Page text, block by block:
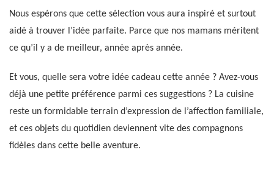
Nous espérons que cette sélection vous aura inspiré et surtout
aidé à trouver l’idée parfaite. Parce que nos mamans méritent
ce qu’il y a de meilleur, année après année.
Et vous, quelle sera votre idée cadeau cette année ? Avez-vous
déjà une petite préférence parmi ces suggestions ? La cuisine
reste un formidable terrain d’expression de l’affection familiale,
et ces objets du quotidien deviennent vite des compagnons
fidèles dans cette belle aventure.